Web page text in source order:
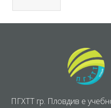
ПГХТТ гр. Пловдив е